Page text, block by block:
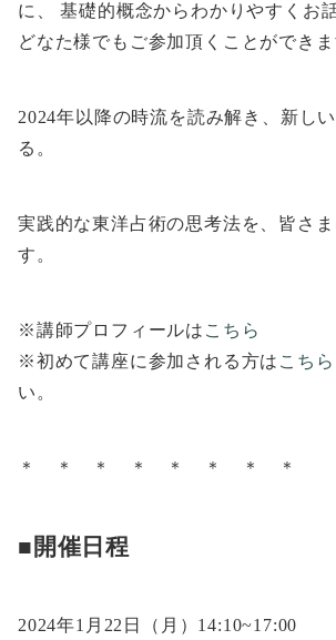
に、 基礎的概念からわかりやすくお
どなた様でもご参加頂くことができま
2024年以降の時流を読み解き、新し
る。
実践的な東洋占術の思考法を、皆さ
す。
※講師プロフィールは こちら
※初めて講座に参加される方は こちら
い。
＊ ＊ ＊ ＊ ＊ ＊ ＊ ＊
■開催日程
2024年1月22日（月）14:10~17:00